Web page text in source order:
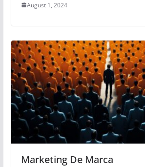
August 1, 2024
Marketing De Marca